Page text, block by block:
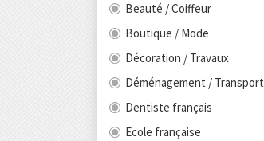
Beauté / Coiffeur
Boutique / Mode
Décoration / Travaux
Déménagement / Transport
Dentiste français
Ecole française